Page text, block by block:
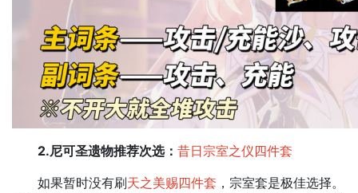
2.尼可圣遗物推荐次选： 昔日宗室之仪四件套
如果暂时没有刷天之美赐四件套 ，宗室套是极佳选择。